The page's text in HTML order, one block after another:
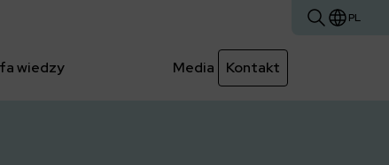
PL
wiedzy Media Kontakt